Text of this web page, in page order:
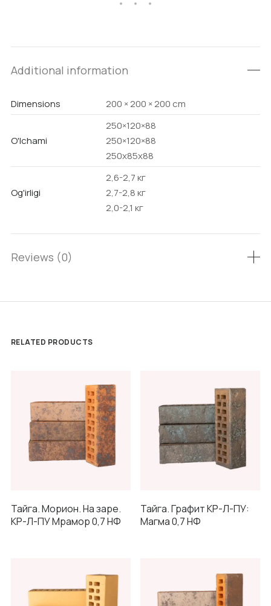
Additional information
Dimensions 200 × 200 × 200 cm
O'lchami
250×120×88
250×120×88
250х85х88
Og'irligi
2,6-2,7 кг
2,7-2,8 кг
2,0-2,1 кг
Reviews (0)
RELATED PRODUCTS
Тайга. Морион. На заре.
КР-Л-ПУ Мрамор 0,7 НФ
Тайга. Графит КР-Л-ПУ:
Магма 0,7 НФ